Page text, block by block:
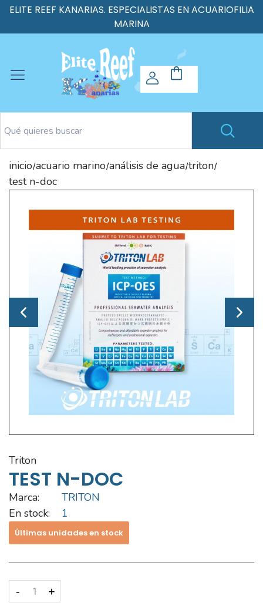
ELITE REEF KANARIAS. ESPECIALISTAS EN ACUARIOFILIA
MARINA
inicio/acuario marino/análisis de agua/triton/
test n-doc
triton
TEST N-DOC
Marca:
TRITON
En stock:
1
Últimas unidades en stock
- +